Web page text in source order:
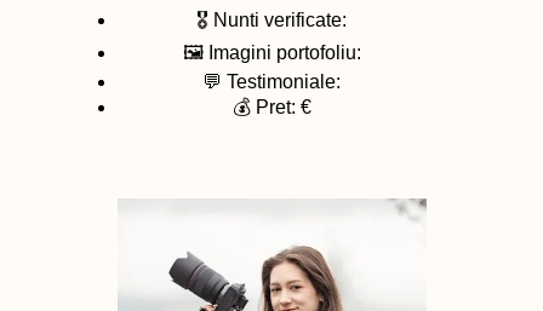
🎖️ Nunti verificate:
🖼️ Imagini portofoliu:
💬 Testimoniale:
💰 Pret: €